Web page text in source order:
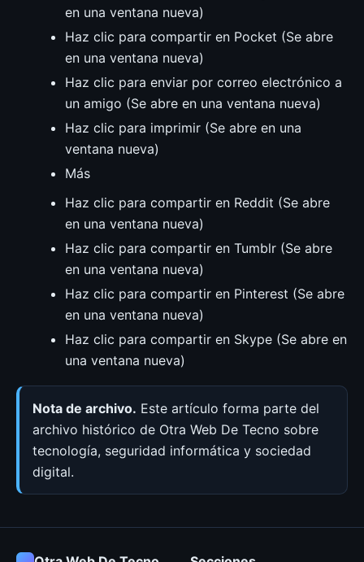
en una ventana nueva)
Haz clic para compartir en Pocket (Se abre
en una ventana nueva)
Haz clic para enviar por correo electrónico a
un amigo (Se abre en una ventana nueva)
Haz clic para imprimir (Se abre en una
ventana nueva)
Más
Haz clic para compartir en Reddit (Se abre
en una ventana nueva)
Haz clic para compartir en Tumblr (Se abre
en una ventana nueva)
Haz clic para compartir en Pinterest (Se abre
en una ventana nueva)
Haz clic para compartir en Skype (Se abre en
una ventana nueva)
Nota de archivo. Este artículo forma parte del
archivo histórico de Otra Web De Tecno sobre
tecnología, seguridad informática y sociedad
digital.